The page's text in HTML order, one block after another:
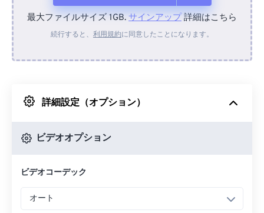
デバイスから
Googleドライブから
最大ファイルサイズ 1GB. サインアップ詳細はこちら
続行すると、 利用規約に同意したことになります。
詳細設定（オプション）
ビデオオプション
ビデオコーデック
オート